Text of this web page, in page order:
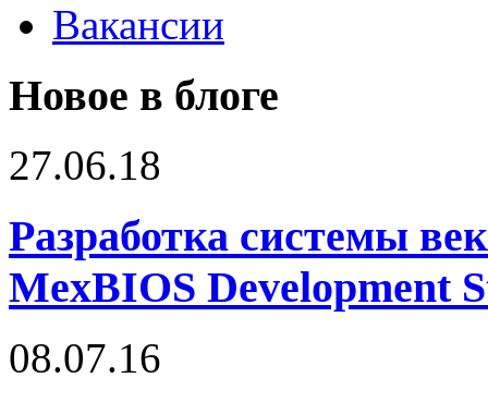
Вакансии
Новое в блоге
27.06.18
Разработка системы
MexBIOS Development
08.07.16